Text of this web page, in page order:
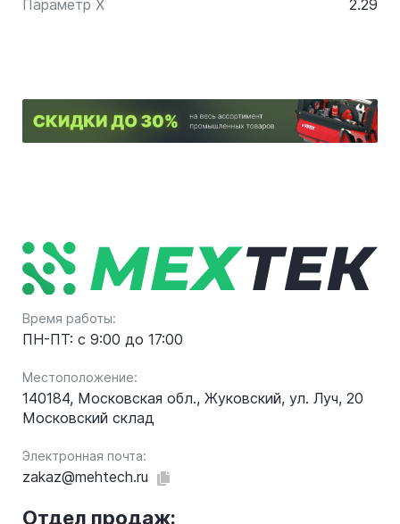
Параметр X 2.29
Время работы:
ПН-ПТ: с 9:00 до 17:00
Местоположение:
140184, Московская обл., Жуковский, ул. Луч, 20
Московский склад
Электронная почта:
zakaz@mehtech.ru
Отдел продаж: